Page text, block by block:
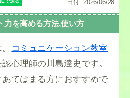
日付: 2026/06/28
力を高める方法,使い方
コミュニケーション教室
心理師の川島達史です。
てはまる方におすすめで